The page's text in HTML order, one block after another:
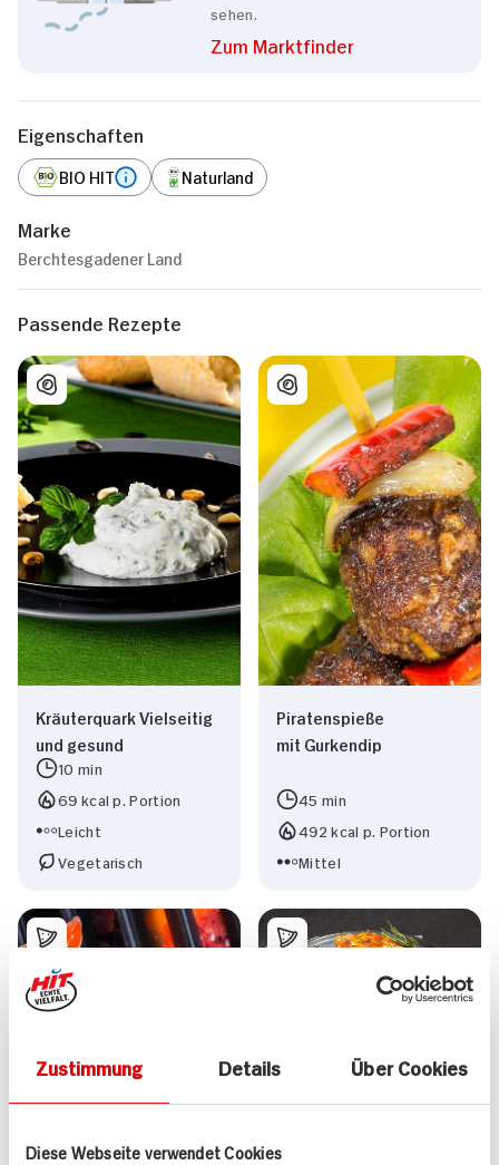
Zustimmung Details Über Cookies
Diese Webseite verwendet Cookies
sehen.
Zum Marktfinder
Eigenschaften
BIO HIT Naturland
Marke
Berchtesgadener Land
Passende Rezepte
Kräuterquark Vielseitig
und gesund
10 min
69 kcal p. Portion
Leicht
Vegetarisch
Piratenspieße
mit Gurkendip
45 min
492 kcal p. Portion
Mittel
Auberginen-Auflauf